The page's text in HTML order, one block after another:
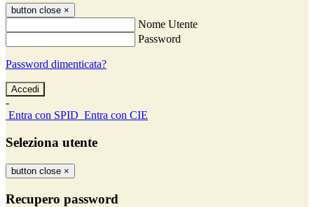
button close ×
Nome Utente
Password
Password dimenticata?
-
Entra con SPID Entra con CIE
Seleziona utente
button close ×
Recupero password